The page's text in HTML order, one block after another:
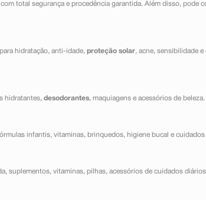
com total segurança e procedência garantida. Além disso, pode
hidratação, anti-idade, proteção solar, acne, sensibilidade
hidratantes, desodorantes, maquiagens e acessórios de
infantis, vitaminas, brinquedos, higiene bucal e cuidados
suplementos, vitaminas, pilhas, acessórios de cuidados